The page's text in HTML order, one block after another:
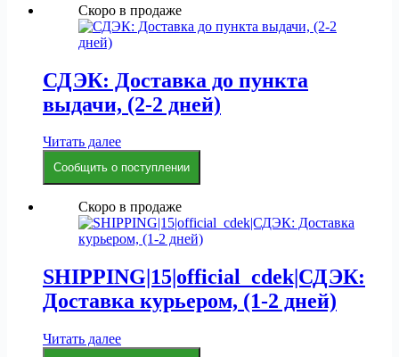
Скоро в продаже
СДЭК: Доставка до пункта
выдачи, (2-2 дней)
Читать далее
Сообщить о поступлении
Скоро в продаже
SHIPPING|15|official_cdek|СДЭК:
Доставка курьером, (1-2 дней)
Читать далее